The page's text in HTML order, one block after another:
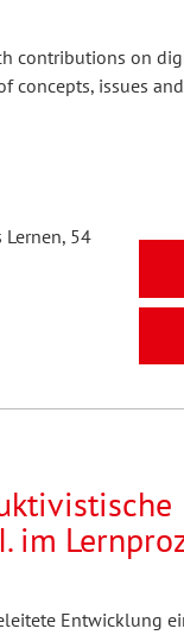
contributions on
concepts, issues
54
im
Entwicklung